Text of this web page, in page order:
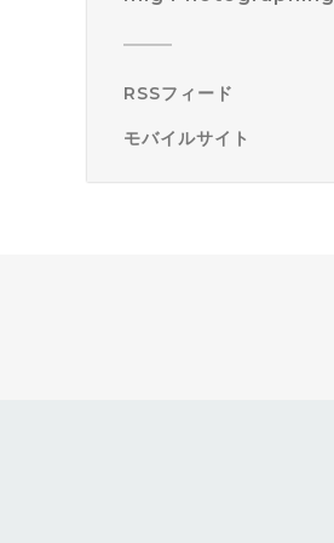
RSSフィード
モバイルサイト